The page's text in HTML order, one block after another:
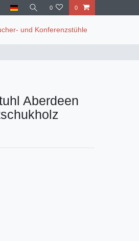
0 0
und Konferenzstühle
Aberdeen